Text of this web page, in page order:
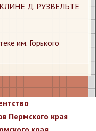
Д. РУЗВЕЛЬТЕ
им. Горького
Пермского края